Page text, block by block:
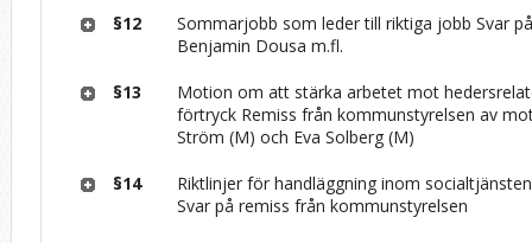
§12
Sommarjobb som leder till riktiga jobb Svar
Benjamin Dousa m.fl.
§13
Motion om att stärka arbetet mot
förtryck Remiss från kommunstyrelsen av
Ström (M) och Eva Solberg (M)
§14
Riktlinjer för handläggning inom
Svar på remiss från kommunstyrelsen